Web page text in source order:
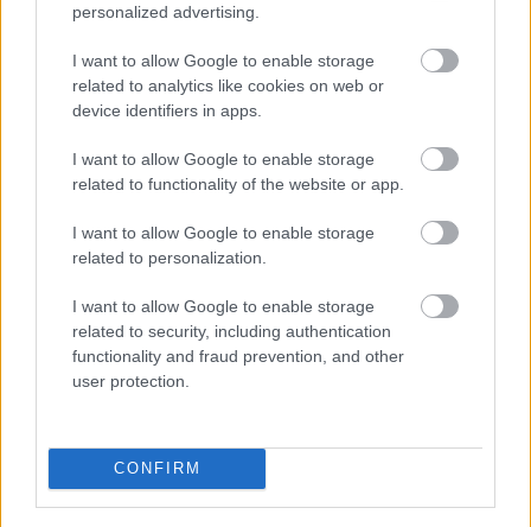
personalized advertising.
I want to allow Google to enable storage
related to analytics like cookies on web or
device identifiers in apps.
I want to allow Google to enable storage
related to functionality of the website or app.
I want to allow Google to enable storage
related to personalization.
I want to allow Google to enable storage
related to security, including authentication
functionality and fraud prevention, and other
user protection.
CONFIRM
AC MilanvsManchester United2026-08-15 18:00
Támogatás
Támogasd adományoddal
a ManUtdFanatics.hu működését!
Kapcsolódó hírek